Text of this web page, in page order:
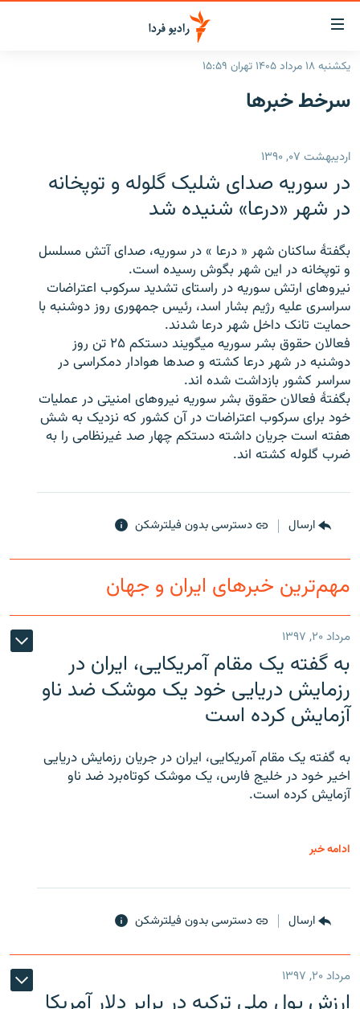
لینک‌های
قابلیت
دسترسی
بازگشت
اصلی
رفتن
صفحه
ایران
انتخاب کنید و بشنوید
فرکانس‌ها
پادکست
گزارش‌های تصویری
گزارش‌های ویدئویی
زنان فردا
English
به ما بپیوندید
زبان‌های دیگر
یکشنبه ۱۸ مرداد ۱۴۰۵ تهران ۱۵:۵۹
سرخط‌ خبرها
اردیبهشت ۰۷, ۱۳۹۰
در سوریه صدای شلیک گلوله و توپخانه
در شهر «درعا» شنیده شد
بگفتۀ ساکنان شهر « درعا » در سوریه، صدای آتش مسلسل
و توپخانه در این شهر بگوش رسیده است.
نیروهای ارتش سوریه در راستای تشدید سرکوب اعتراضات
سراسری علیه رژیم بشار اسد، رئیس جمهوری روز دوشنبه با
حمایت تانک داخل شهر درعا شدند.
فعالان حقوق بشر سوریه میگویند دستکم ۲۵ تن روز
دوشنبه در شهر درعا کشته و صدها هوادار دمکراسی در
سراسر کشور بازداشت شده اند.
بگفتۀ فعالان حقوق بشر سوریه نیروهای امنیتی در عملیات
خود برای سرکوب اعتراضات در آن کشور که نزدیک به شش
هفته است جریان داشته دستکم چهار صد غیرنظامی را به
ضرب گلوله کشته اند.
ارسال دسترسی بدون فیلترشکن
مهم‌ترین خبرهای ایران و جهان
مرداد ۲۰, ۱۳۹۷
به گفته یک مقام آمریکایی، ایران در
رزمایش دریایی خود یک موشک ضد ناو
آزمایش کرده است
به گفته یک مقام آمریکایی، ایران در جریان رزمایش دریایی
اخیر خود در خلیج فارس، یک موشک کوتاه‌برد ضد ناو
آزمایش کرده است.
ادامه خبر
ارسال دسترسی بدون فیلترشکن
مرداد ۲۰, ۱۳۹۷